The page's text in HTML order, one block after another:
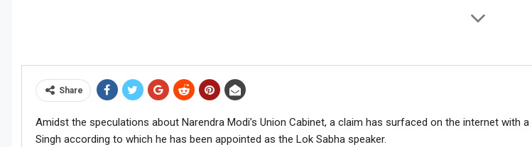
Share
Amidst the speculations about Narendra Modi’s Union Cabinet, a claim has surfaced on the internet with a
Singh according to which he has been appointed as the Lok Sabha speaker.